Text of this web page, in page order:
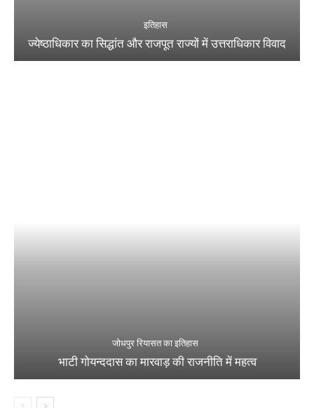
इतिहास
ज्येष्ठाधिकार का सिद्धांत और राजपूत राज्यों में उत्तराधिकार विवाद
जोधपुर रियासत का इतिहास
भाटी गोयन्ददास का मारवाड़ की राजनीति में महत्व